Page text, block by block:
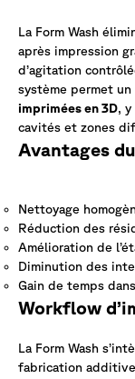
La Form Wash
après impression
d’agitation
système permet un
imprimées en 3D, y
cavités et zones
Avantages
Nettoyage
Réduction des
Amélioration de
Diminution des
Gain de temps
Workflow
La Form Wash
fabrication